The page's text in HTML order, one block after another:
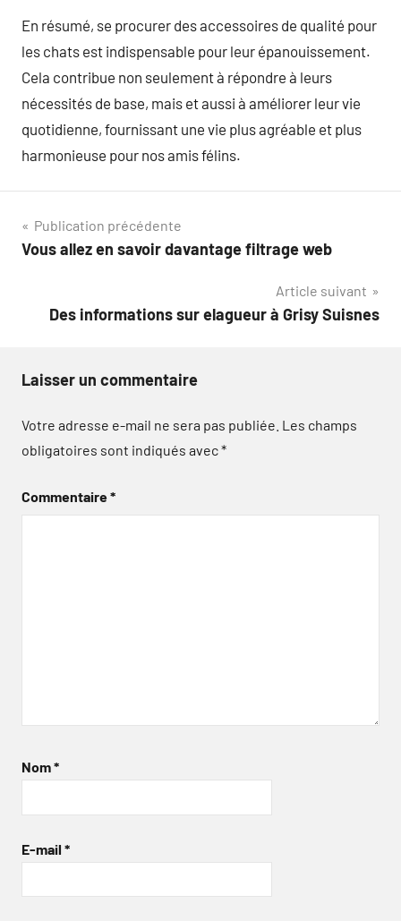
En résumé, se procurer des accessoires de qualité pour
les chats est indispensable pour leur épanouissement.
Cela contribue non seulement à répondre à leurs
nécessités de base, mais et aussi à améliorer leur vie
quotidienne, fournissant une vie plus agréable et plus
harmonieuse pour nos amis félins.
Navigation
de
Publication précédente
Vous allez en savoir davantage filtrage web
Article suivant
Des informations sur elagueur à Grisy Suisnes
Laisser un commentaire
Votre adresse e-mail ne sera pas publiée. Les champs
obligatoires sont indiqués avec*
Commentaire*
Nom*
E-mail *